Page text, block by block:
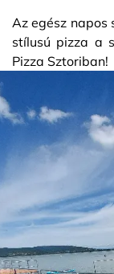
Az egész
stílusú pizza a
Pizza Sztoriban!